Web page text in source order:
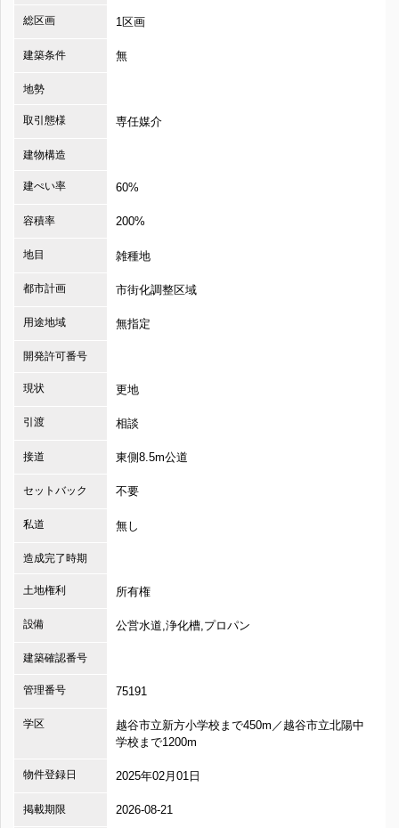
総区画 1区画
建築条件 無
地勢
取引態様 専任媒介
建物構造
建ぺい率 60%
容積率 200%
地目 雑種地
都市計画 市街化調整区域
用途地域 無指定
開発許可番号
現状 更地
引渡 相談
接道 東側8.5m公道
セットバック 不要
私道 無し
造成完了時期
土地権利 所有権
設備 公営水道,浄化槽,プロパン
建築確認番号
管理番号 75191
学区
越谷市立新方小学校まで450m／越谷市立北陽中
学校まで1200m
物件登録日 2025年02月01日
掲載期限 2026-08-21